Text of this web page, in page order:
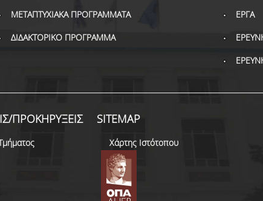
ΜΕΤΑΠΤΥΧΙΑΚΑ ΠΡΟΓΡΑΜΜΑΤΑ
ΔΙΔΑΚΤΟΡΙΚΟ ΠΡΟΓΡΑΜΜΑ
ΕΡΓΑ
ΠΡΟΚΗΡΥΞΕΙΣ SITEMAP
Χάρτης Ιστότοπου